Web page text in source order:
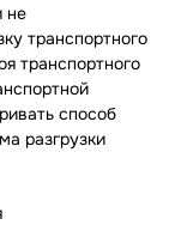
не
транспортного
транспортного
способ
разгрузки